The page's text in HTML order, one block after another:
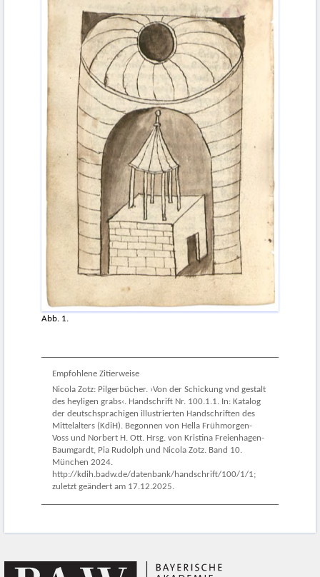
Abb. 1.
Empfohlene Zitierweise
Nicola Zotz: Pilgerbücher. ›Von der Schickung vnd gestalt
des heyligen grabs‹. Handschrift Nr. 100.1.1. In: Katalog
der deutschsprachigen illustrierten Handschriften des
Mittelalters (KdiH). Begonnen von Hella Frühmorgen-
Voss und Norbert H. Ott. Hrsg. von Kristina Freienhagen-
Baumgardt, Pia Rudolph und Nicola Zotz. Band 10.
München 2024.
http://kdih.badw.de/datenbank/handschrift/100/1/1;
zuletzt geändert am 17.12.2025.